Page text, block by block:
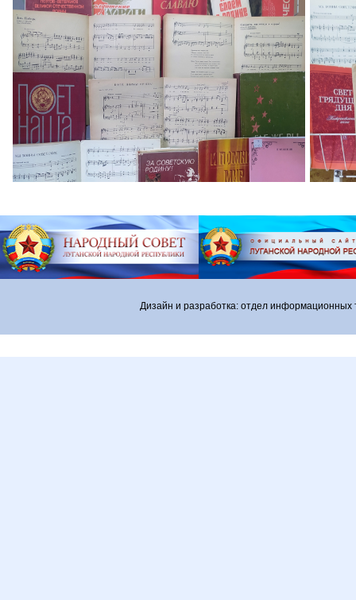
Дизайн и разработка: отдел информационных